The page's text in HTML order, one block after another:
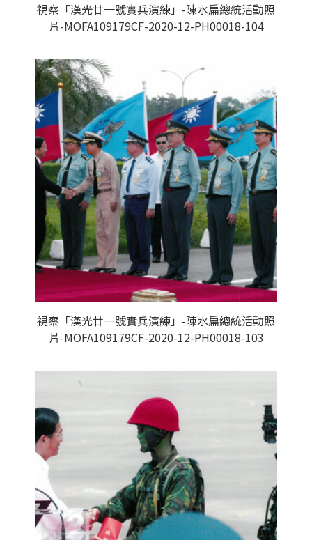
視察「漢光廿一號實兵演練」-陳水扁總統活動照
片-MOFA109179CF-2020-12-PH00018-104
視察「漢光廿一號實兵演練」-陳水扁總統活動照
片-MOFA109179CF-2020-12-PH00018-103